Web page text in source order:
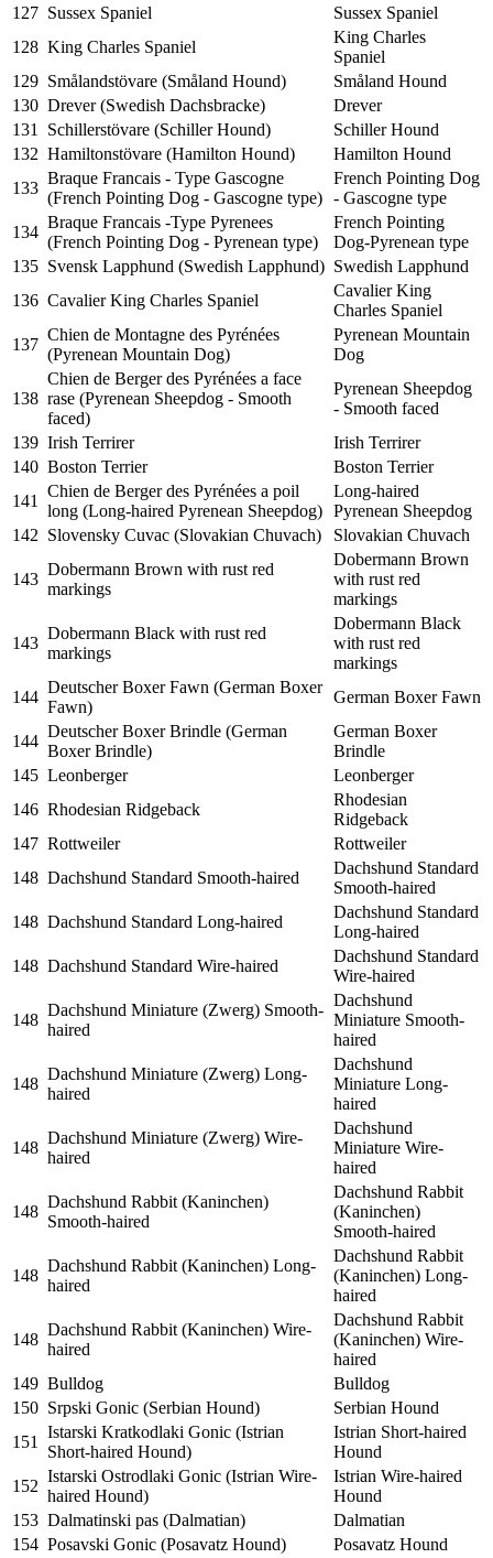
127 Sussex Spaniel
Sussex Spaniel
128 King Charles Spaniel
King Charles
Spaniel
129 Smålandstövare (Småland Hound)
Småland Hound
130 Drever (Swedish Dachsbracke)
Drever
131
Schillerstövare (Schiller Hound)
Schiller Hound
132 Hamiltonstövare (Hamilton Hound)
Hamilton Hound
133
Braque Francais - Type Gascogne
(French Pointing Dog - Gascogne type)
French Pointing Dog
- Gascogne type
134
Braque Francais -Type Pyrenees
(French Pointing Dog - Pyrenean type)
French Pointing
Dog-Pyrenean type
135 Svensk Lapphund (Swedish Lapphund) Swedish Lapphund
136 Cavalier King Charles Spaniel
Cavalier King
Charles Spaniel
137
Chien de Montagne des Pyrénées
(Pyrenean Mountain Dog)
Pyrenean Mountain
Dog
138
Chien de Berger des Pyrénées a face
rase (Pyrenean Sheepdog - Smooth
faced)
Pyrenean Sheepdog
- Smooth faced
139 Irish Terrirer
Irish Terrirer
140 Boston Terrier
Boston Terrier
141
Chien de Berger des Pyrénées a poil
long (Long-haired Pyrenean Sheepdog)
Long-haired
Pyrenean Sheepdog
142 Slovensky Cuvac (Slovakian Chuvach) Slovakian Chuvach
143
Dobermann Brown with rust red
markings
Dobermann Brown
with rust red
markings
143
Dobermann Black with rust red
markings
Dobermann Black
with rust red
markings
144
Deutscher Boxer Fawn (German Boxer
Fawn)
German Boxer Fawn
144
Deutscher Boxer Brindle (German
Boxer Brindle)
German Boxer
Brindle
145 Leonberger
Leonberger
146 Rhodesian Ridgeback
Rhodesian
Ridgeback
147 Rottweiler
Rottweiler
148 Dachshund Standard Smooth-haired
Dachshund Standard
Smooth-haired
148 Dachshund Standard Long-haired
Dachshund Standard
Long-haired
148 Dachshund Standard Wire-haired
Dachshund Standard
Wire-haired
148
Dachshund Miniature (Zwerg) Smooth-
haired
Dachshund
Miniature Smooth-
haired
148
Dachshund Miniature (Zwerg) Long-
haired
Dachshund
Miniature Long-
haired
148
Dachshund Miniature (Zwerg) Wire-
haired
Dachshund
Miniature Wire-
haired
148
Dachshund Rabbit (Kaninchen)
Smooth-haired
Dachshund Rabbit
(Kaninchen)
Smooth-haired
148
Dachshund Rabbit (Kaninchen) Long-
haired
Dachshund Rabbit
(Kaninchen) Long-
haired
148
Dachshund Rabbit (Kaninchen) Wire-
haired
Dachshund Rabbit
(Kaninchen) Wire-
haired
149 Bulldog
Bulldog
150 Srpski Gonic (Serbian Hound)
Serbian Hound
151
Istarski Kratkodlaki Gonic (Istrian
Short-haired Hound)
Istrian Short-haired
Hound
152
Istarski Ostrodlaki Gonic (Istrian Wire-
haired Hound)
Istrian Wire-haired
Hound
153 Dalmatinski pas (Dalmatian)
Dalmatian
154 Posavski Gonic (Posavatz Hound) Posavatz Hound